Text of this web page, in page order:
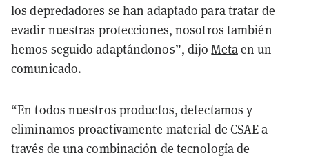
los depredadores se han adaptado para tratar de
evadir nuestras protecciones, nosotros también
hemos seguido adaptándonos”, dijoMetaen un
comunicado.
“En todos nuestros productos, detectamos y
eliminamos proactivamente material de CSAE a
través de una combinación de tecnología de